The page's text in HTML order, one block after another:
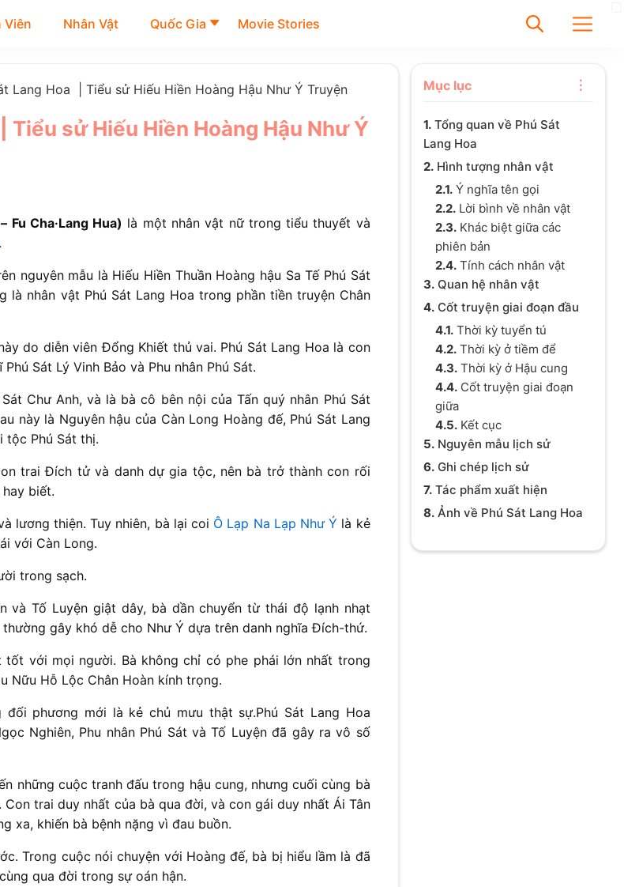
Viên Nhân Vật Quốc Gia Movie Stories
Chưa có bài viết được tìm
thấy
Lang Hoa | Tiểu sử Hiếu Hiền Hoàng Hậu Như Ý Truyện
Tiểu sử Hiếu Hiền Hoàng Hậu Như Ý
Fu Cha·Lang Hua) là một nhân vật nữ trong tiểu thuyết và
.
nguyên mẫu là Hiếu Hiền Thuần Hoàng hậu Sa Tế Phú Sát
là nhân vật Phú Sát Lang Hoa trong phần tiền truyện Chân
do diễn viên Đổng Khiết thủ vai. Phú Sát Lang Hoa là con
Sát Lý Vinh Bảo và Phu nhân Phú Sát.
Chư Anh, và là bà cô bên nội của Tấn quý nhân Phú Sát
này là Nguyên hậu của Càn Long Hoàng đế, Phú Sát Lang
tộc Phú Sát thị.
trai Đích tử và danh dự gia tộc, nên bà trở thành con rối
biết.
lương thiện. Tuy nhiên, bà lại coi Ô Lạp Na Lạp Như Ý là kẻ
với Càn Long.
trong sạch.
và Tố Luyện giật dây, bà dần chuyển từ thái độ lạnh nhạt
gây khó dễ cho Như Ý dựa trên danh nghĩa Đích-thứ.
với mọi người. Bà không chỉ có phe phái lớn nhất trong
Nữu Hỗ Lộc Chân Hoàn kính trọng.
phương mới là kẻ chủ mưu thật sự.Phú Sát Lang Hoa
Nghiên, Phu nhân Phú Sát và Tố Luyện đã gây ra vô số
những cuộc tranh đấu trong hậu cung, nhưng cuối cùng bà
trai duy nhất của bà qua đời, và con gái duy nhất Ái Tân
xa, khiến bà bệnh nặng vì đau buồn.
Trong cuộc nói chuyện với Hoàng đế, bà bị hiểu lầm là đã
qua đời trong sự oán hận.
Mục lục
1.Tổng quan về Phú Sát
Lang Hoa
2.Hình tượng nhân vật
2.1.Ý nghĩa tên gọi
2.2.Lời bình về nhân vật
2.3.Khác biệt giữa các
phiên bản
2.4.Tính cách nhân vật
3.Quan hệ nhân vật
4.Cốt truyện giai đoạn đầu
4.1.Thời kỳ tuyển tú
4.2.Thời kỳ ở tiềm để
4.3.Thời kỳ ở Hậu cung
4.4.Cốt truyện giai đoạn
giữa
4.5.Kết cục
5.Nguyên mẫu lịch sử
6.Ghi chép lịch sử
7.Tác phẩm xuất hiện
8.Ảnh về Phú Sát Lang Hoa